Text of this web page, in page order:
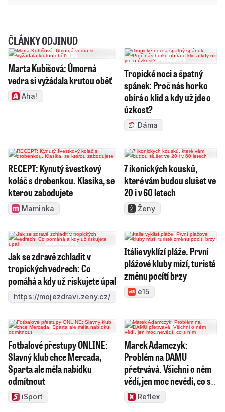
ČLÁNKY ODJINUD
Marta Kubišová: Úmorná
vedra si vyžádala krutou oběť
Aha!
Tropické noci a špatný
spánek: Proč nás horko
obírá o klid a kdy už jde o
úzkost?
Dáma
RECEPT: Kynutý švestkový
koláč s drobenkou. Klasika, se
kterou zabodujete
Maminka
7 ikonických kousků,
které vám budou slušet ve
20 i v 60 letech
Ženy
Jak se zdravě zchladit v
tropických vedrech: Co
pomáhá a kdy už riskujete úpal
https://mojezdravi.zeny.cz/
Itálie vyklízí pláže. První
plážové kluby mizí, turisté
změnu pocítí brzy
e15
Fotbalové přestupy ONLINE:
Slavný klub chce Mercada,
Sparta ale měla nabídku
odmítnout
iSport
Marek Adamczyk:
Problém na DAMU
přetrvává. Všichni o něm
vědí, jen moc nevědí, co s
nímReflex